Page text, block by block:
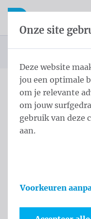
Inhoud overslaan
Taalkeuze overslaan
Open mobiele
Startpagina
Producten
Spandoeken
Overslaan categories
Nadardoek
openingen en
Onze duurzame
Onze site
Deze website
jou een optimale
om je relevante
om jouw
gebruik van deze
aan.
Voorkeuren